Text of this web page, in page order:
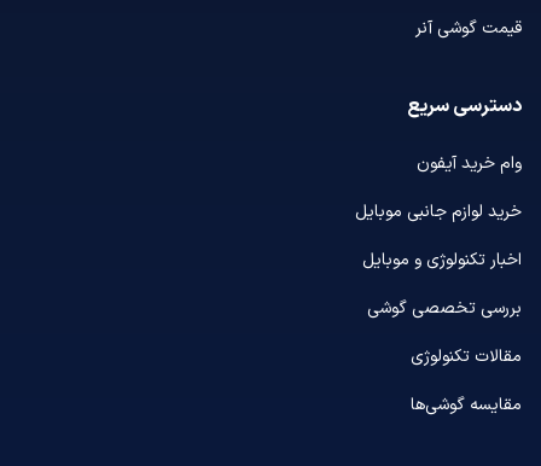
قیمت گوشی آنر
دسترسی سریع
وام خرید آیفون
خرید لوازم جانبی موبایل
اخبار تکنولوژی و موبایل
بررسی تخصصی گوشی
مقالات تکنولوژی
مقایسه گوشی‌ها